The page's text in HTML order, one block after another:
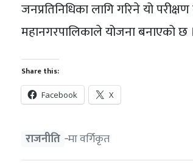
जनप्रतिनिधिका लागि गरिने यो
महानगरपालिकाले योजना बनाएको छ ।
Share this:
Facebook X
राजनीति ‐मा वर्गिकृत